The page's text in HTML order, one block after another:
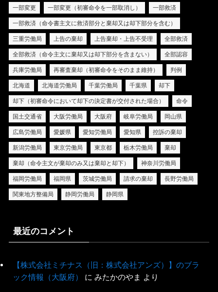
一部変更 一部変更（初審命令を一部取消し） 一部救済
一部救済（命令書主文に救済部分と棄却又は却下部分を含む）
三重労働局 上告の棄却 上告棄却・上告不受理 全部救済
全部救済（命令主文に棄却又は却下部分を含まない） 全部認容
兵庫労働局 再審査棄却（初審命令をそのまま維持） 判例
北海道 北海道労働局 千葉労働局 千葉県 却下
却下（初審命令において却下の決定書が交付された場合） 命令
国土交通省 大阪労働局 大阪府 岐阜労働局 岡山県
広島労働局 愛媛県 愛知労働局 愛知県 控訴の棄却
新潟労働局 東京労働局 東京都 栃木労働局 棄却
棄却（命令主文が棄却のみ又は棄却と却下） 神奈川労働局
福岡労働局 福岡県 茨城労働局 請求の棄却 長野労働局
関東地方整備局 静岡労働局 静岡県
最近のコメント
【株式会社ミチナス（旧：株式会社アンズ）】のブラ
ック情報（大阪府）
に みたかのやま より